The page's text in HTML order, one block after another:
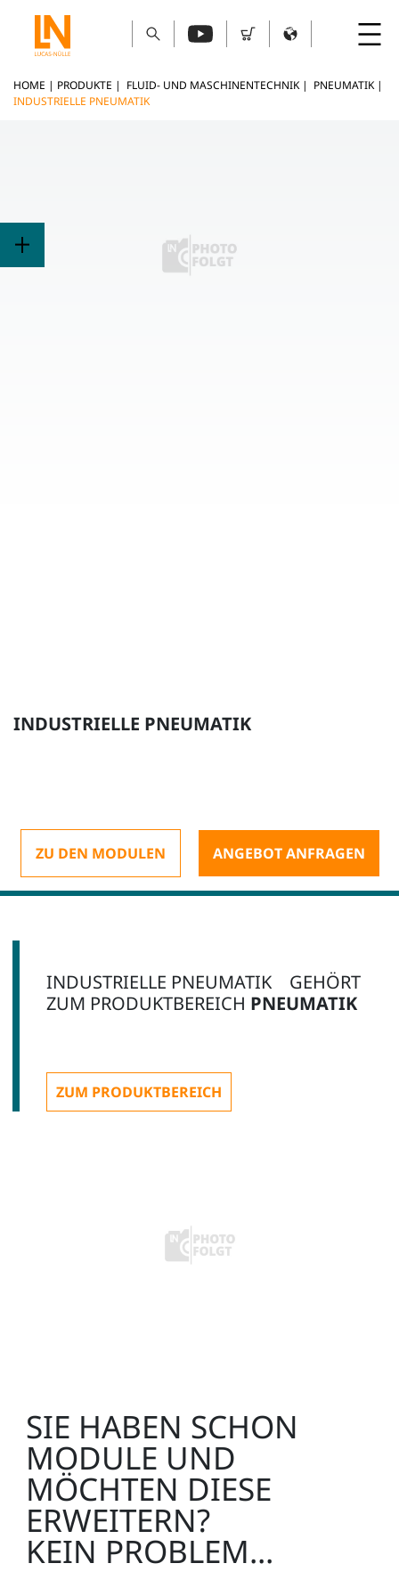
HOME | PRODUKTE | FLUID- UND MASCHINENTECHNIK | PNEUMATIK |
INDUSTRIELLE PNEUMATIK
INDUSTRIELLE PNEUMATIK
ZU DEN MODULEN ANGEBOT ANFRAGEN
INDUSTRIELLE PNEUMATIK GEHÖRT
ZUM PRODUKTBEREICH PNEUMATIK
ZUM PRODUKTBEREICH
SIE HABEN SCHON
MODULE UND
MÖCHTEN DIESE
ERWEITERN?
KEIN PROBLEM...